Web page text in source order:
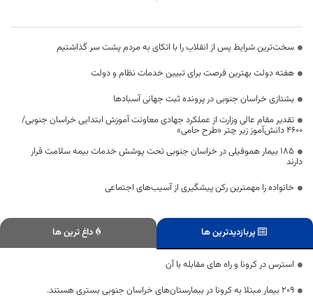
سخت‌ترین شرایط پس از انقلاب را با اتکای به مردم پشت سر گذاشتیم
هفته دولت بهترین فرصت برای تبیین خدمات نظام و دولت
یشتازی خراسان جنوبی در پرونده ثبت جهانی آسبادها
تقدیر مقام عالی وزارت از عملکرد جهادی معاونت آموزش ابتدایی خراسان جنوبی/
۴۶۰۰ دانش‌آموز زیر چتر «طرح حامی»
۱۸۵ بیمار هموفیلی در خراسان جنوبی تحت پوشش خدمات بیمه سلامت قرار
دارند
خانواده را مهمترین رکن پیشگیری از آسیب‌های اجتماعی
پربازدیدترین ها داغ ترین ها
استرس در کرونا و راه های مقابله با آن
۲۰۹ بیمار مبتلا به کرونا در بیمارستان‌های خراسان جنوبی بستری هستند.